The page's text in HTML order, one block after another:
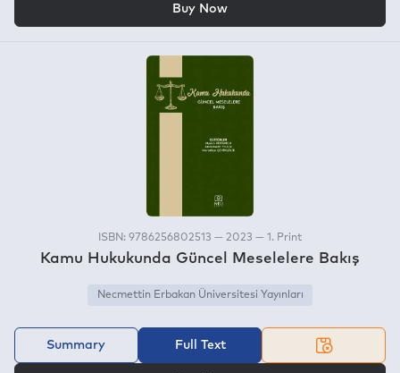
Buy Now
ISBN: 9786256802513 — 2023 — 1. Print
Kamu Hukukunda Güncel Meselelere Bakış
Necmettin Erbakan Üniversitesi Yayınları
Summary Full Text